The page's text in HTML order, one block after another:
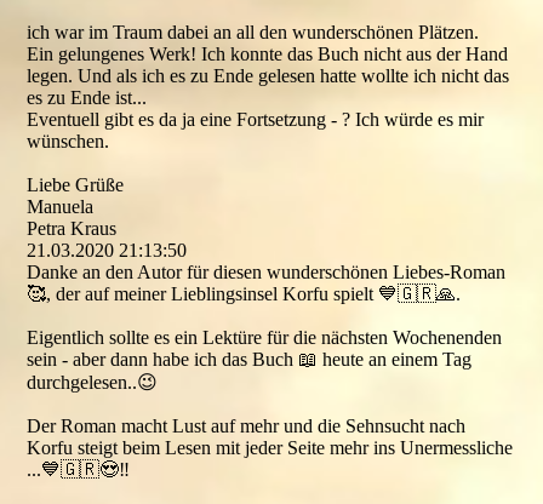
ich war im Traum dabei an all den wunderschönen Plätzen.
Ein gelungenes Werk! Ich konnte das Buch nicht aus der Hand
legen. Und als ich es zu Ende gelesen hatte wollte ich nicht das
es zu Ende ist...
Eventuell gibt es da ja eine Fortsetzung - ? Ich würde es mir
wünschen.
Liebe Grüße
Manuela
Petra Kraus
21.03.2020 21:13:50
Danke an den Autor für diesen wunderschönen Liebes-Roman
🥰, der auf meiner Lieblingsinsel Korfu spielt 💙🇬🇷🙏.
Eigentlich sollte es ein Lektüre für die nächsten Wochenenden
sein - aber dann habe ich das Buch 📖 heute an einem Tag
durchgelesen..😉
Der Roman macht Lust auf mehr und die Sehnsucht nach
Korfu steigt beim Lesen mit jeder Seite mehr ins Unermessliche
...💙🇬🇷😍‼️